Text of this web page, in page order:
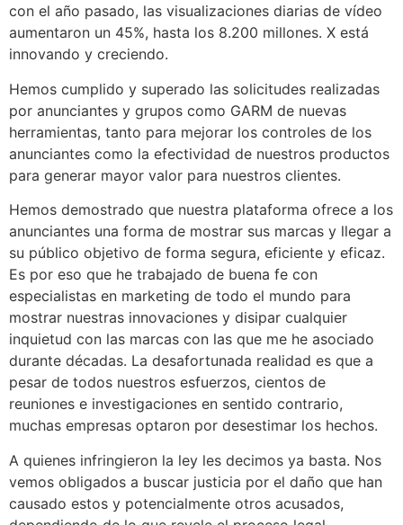
con el año pasado, las visualizaciones diarias de vídeo
aumentaron un 45%, hasta los 8.200 millones. X está
innovando y creciendo.
Hemos cumplido y superado las solicitudes realizadas
por anunciantes y grupos como GARM de nuevas
herramientas, tanto para mejorar los controles de los
anunciantes como la efectividad de nuestros productos
para generar mayor valor para nuestros clientes.
Hemos demostrado que nuestra plataforma ofrece a los
anunciantes una forma de mostrar sus marcas y llegar a
su público objetivo de forma segura, eficiente y eficaz.
Es por eso que he trabajado de buena fe con
especialistas en marketing de todo el mundo para
mostrar nuestras innovaciones y disipar cualquier
inquietud con las marcas con las que me he asociado
durante décadas. La desafortunada realidad es que a
pesar de todos nuestros esfuerzos, cientos de
reuniones e investigaciones en sentido contrario,
muchas empresas optaron por desestimar los hechos.
A quienes infringieron la ley les decimos ya basta. Nos
vemos obligados a buscar justicia por el daño que han
causado estos y potencialmente otros acusados,